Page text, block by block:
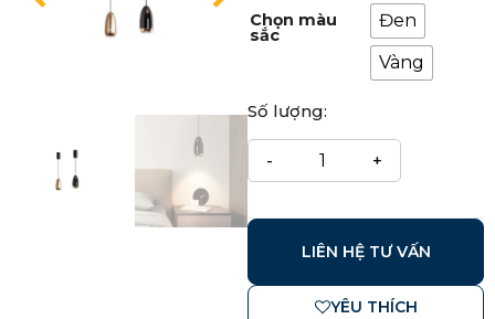
Chọn màu
sắc
Đen
Vàng
Số lượng:
LIÊN HỆ TƯ VẤN
YÊU THÍCH